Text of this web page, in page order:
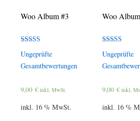
Woo Album #3
mit
3.00
von 5
Ungeprüfte
Gesamtbewertungen
9,00€ inkl. MwSt.
inkl. 16 % MwSt.
Woo
5.00
von 5
Ungeprüfte
9,00 € inkl.
inkl. 16 %